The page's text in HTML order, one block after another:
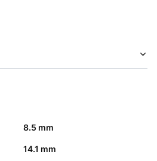
8.5 mm
14.1 mm